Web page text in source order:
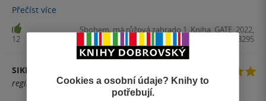
milovat někdo stejného pohlaví byl skandál a názor ženy
nic neznamenal.. Tahle manga vás chytne za srdce a
nepustí.
Přečíst více
12
Sbohem, má růžová zahrado 1, Kniha, GATE, 2022,
9788027713295
SIKI
registrovaný uživatelCookies a osobní údaje? Knihy to
potřebují.